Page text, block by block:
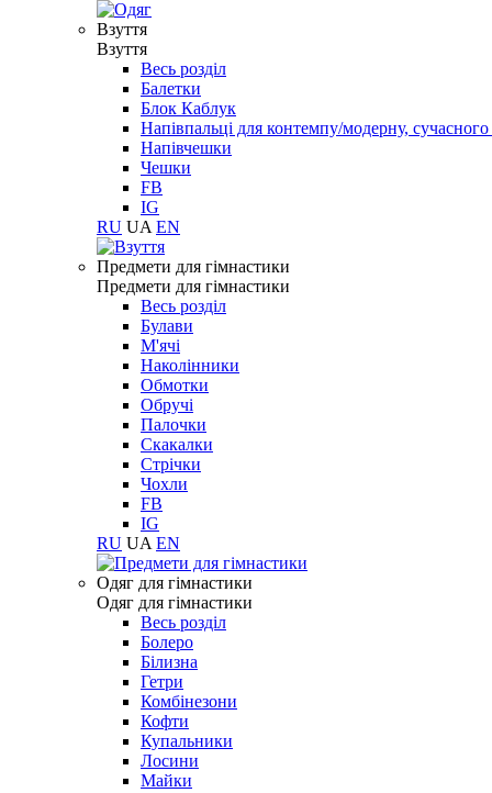
Взуття
Взуття
Весь розділ
Балетки
Блок Каблук
Напівпальці для контемпу/модерну,
Напівчешки
Чешки
FB
IG
RU UA EN
Предмети для гімнастики
Предмети для гімнастики
Весь розділ
Булави
М'ячі
Наколінники
Обмотки
Обручі
Палочки
Скакалки
Стрічки
Чохли
FB
IG
RU UA EN
Одяг для гімнастики
Одяг для гімнастики
Весь розділ
Болеро
Білизна
Гетри
Комбінезони
Кофти
Купальники
Лосини
Майки